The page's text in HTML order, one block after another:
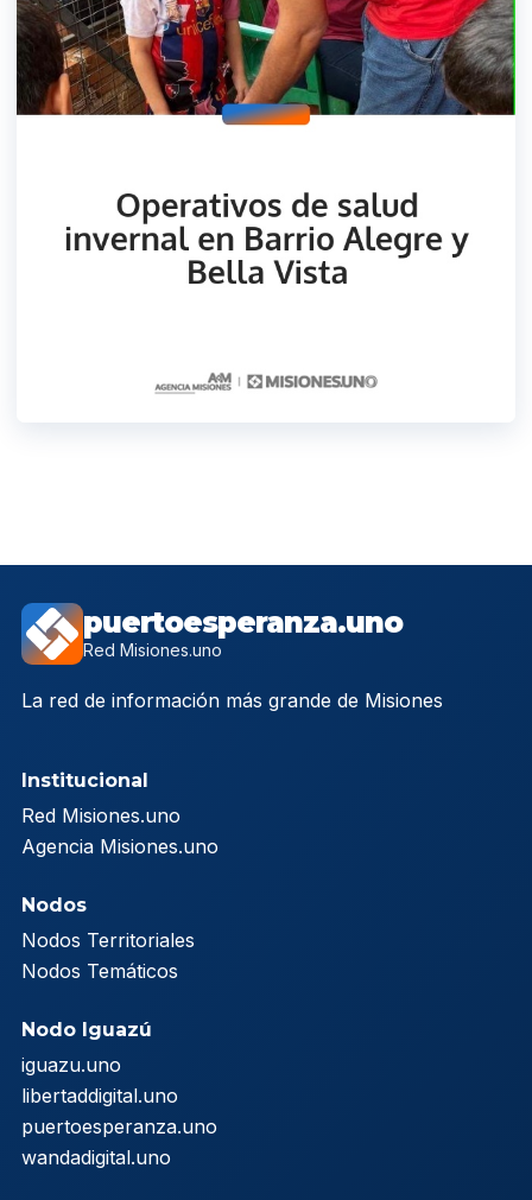
puertoesperanza.uno
Red Misiones.uno
La red de información más grande de Misiones
Institucional
Red Misiones.uno
Agencia Misiones.uno
Nodos
Nodos Territoriales
Nodos Temáticos
Nodo Iguazú
iguazu.uno
libertaddigital.uno
puertoesperanza.uno
wandadigital.uno